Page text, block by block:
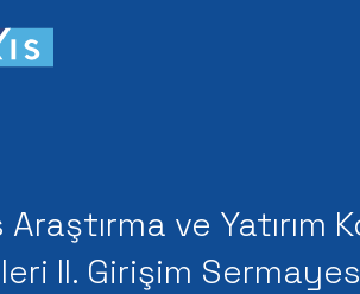
ve Yatırım
II. Girişim